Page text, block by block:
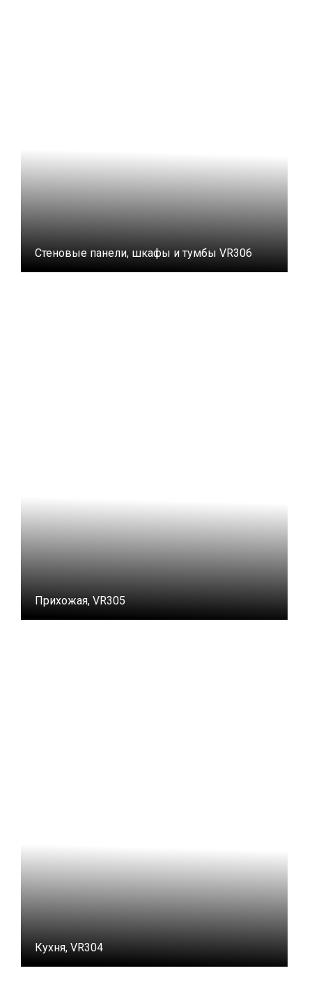
Стеновые панели, шкафы и тумбы VR306
Прихожая, VR305
Кухня, VR304